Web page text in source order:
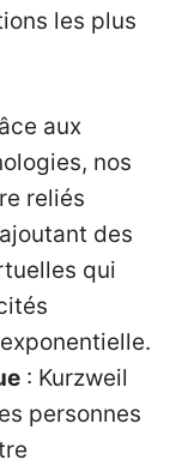
les plus
aux
nos
reliés
des
qui
: Kurzweil
personnes